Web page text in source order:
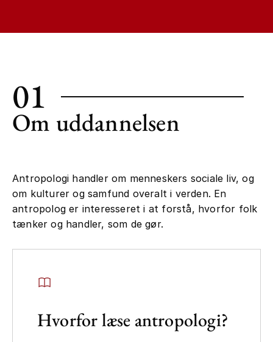
01
Om uddannelsen
Antropologi handler om menneskers sociale liv, og
om kulturer og samfund overalt i verden. En
antropolog er interesseret i at forstå, hvorfor folk
tænker og handler, som de gør.
Hvorfor læse antropologi?